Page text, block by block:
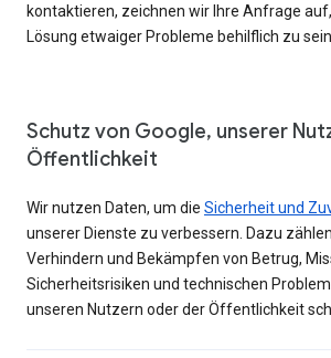
kontaktieren, zeichnen wir Ihre Anfrage
Lösung etwaiger Probleme behilflich zu sein.
Schutz von Google, unserer
Öffentlichkeit
Wir nutzen Daten, um die Sicherheit und
unserer Dienste zu verbessern. Dazu
Verhindern und Bekämpfen von Betrug,
Sicherheitsrisiken und technischen
unseren Nutzern oder der Öffentlichkeit